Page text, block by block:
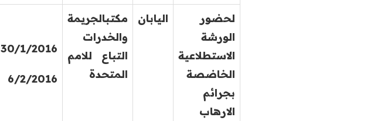
لحضور
الورشة
الاستطلاعية
الخاضصة
بجرائم
الارهاب
اليابان
مكتبالجريمة
والخدرات
التباع للامم
المتحدة
30/1/2016
6/2/2016